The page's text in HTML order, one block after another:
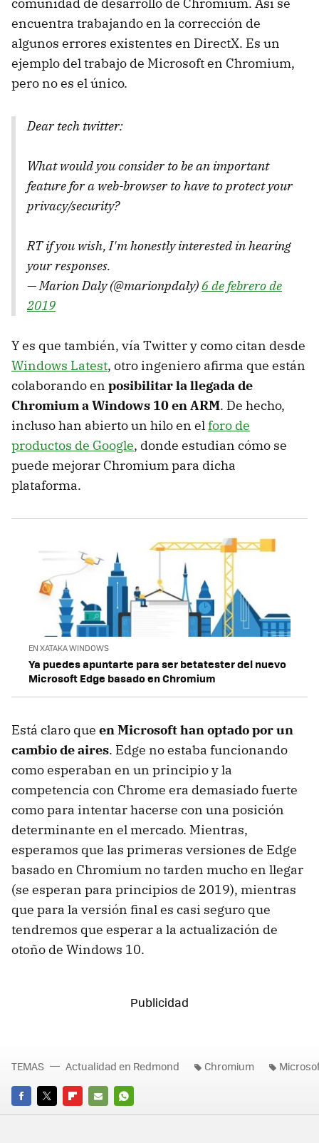
comunidad de desarrollo de Chromium. Así se
encuentra trabajando en la corrección de
algunos errores existentes en DirectX. Es un
ejemplo del trabajo de Microsoft en Chromium,
pero no es el único.
Dear tech twitter:
What would you consider to be an important
feature for a web-browser to have to protect your
privacy/security?
RT if you wish, I'm honestly interested in hearing
your responses.
— Marion Daly (@marionpdaly) 6 de febrero de
2019
Y es que también, vía Twitter y como citan desde
Windows Latest, otro ingeniero afirma que están
colaborando en posibilitar la llegada de
Chromium a Windows 10 en ARM. De hecho,
incluso han abierto un hilo en elforo de
productos de Google, donde estudian cómo se
puede mejorar Chromium para dicha
plataforma.
EN XATAKA WINDOWS
Ya puedes apuntarte para ser betatester del nuevo
Microsoft Edge basado en Chromium
Está claro que en Microsoft han optado por un
cambio de aires. Edge no estaba funcionando
como esperaban en un principio y la
competencia con Chrome era demasiado fuerte
como para intentar hacerse con una posición
determinante en el mercado. Mientras,
esperamos que las primeras versiones de Edge
basado en Chromium no tarden mucho en llegar
(se esperan para principios de 2019), mientras
que para la versión final es casi seguro que
tendremos que esperar a la actualización de
otoño de Windows 10.
FACEBOOK
TWITTERFLIPBOARD
E-
WHATSAPP
TEMAS Actualidad en Redmond Chromium